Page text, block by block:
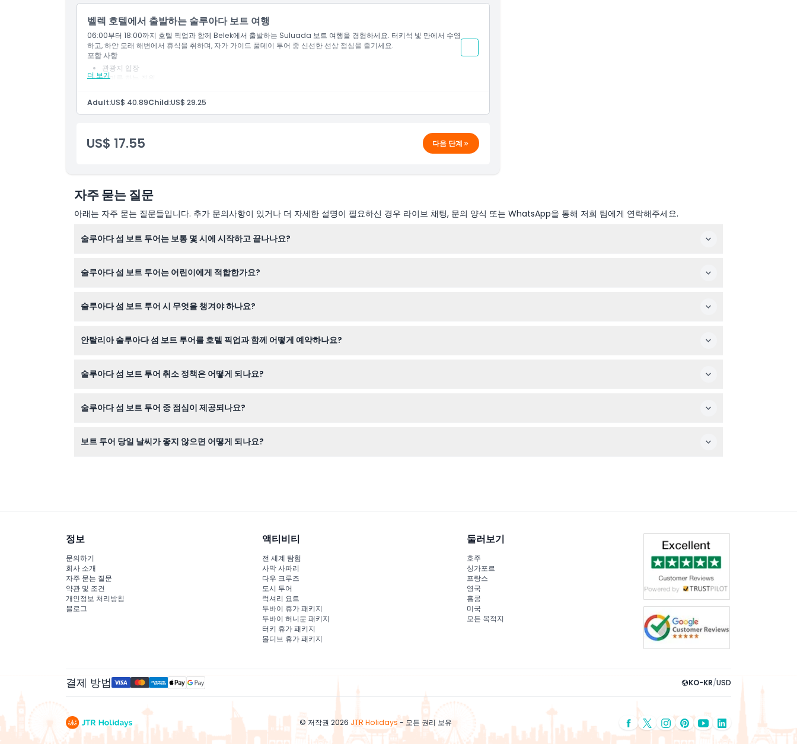
벨렉 호텔에서 출발하는 술루아다 보트 여행
06:00부터 18:00까지 호텔 픽업과 함께 Belek에서 출발하는 Suluada 보트 여행을 경험하세요. 터키석 빛 만에서 수영
하고, 하얀 모래 해변에서 휴식을 취하며, 자가 가이드 풀데이 투어 중 신선한 선상 점심을 즐기세요.
더 보기
포함 사항
관광지 입장
영어를 하는 직원
호텔 왕복 교통편
운영자가 제공하는 보험
Adult:US$ 40.89Child:US$ 29.25
US$ 17.55 다음 단계
자주 묻는 질문
아래는 자주 묻는 질문들입니다. 추가 문의사항이 있거나 더 자세한 설명이 필요하신 경우 라이브 채팅, 문의 양식 또는 WhatsApp을 통해 저희 팀에게 연락해주세요.
술루아다 섬 보트 투어는 보통 몇 시에 시작하고 끝나나요?
술루아다 섬 보트 투어는 어린이에게 적합한가요?
술루아다 섬 보트 투어 시 무엇을 챙겨야 하나요?
안탈리아 술루아다 섬 보트 투어를 호텔 픽업과 함께 어떻게 예약하나요?
술루아다 섬 보트 투어 취소 정책은 어떻게 되나요?
술루아다 섬 보트 투어 중 점심이 제공되나요?
보트 투어 당일 날씨가 좋지 않으면 어떻게 되나요?
정보
문의하기
회사 소개
자주 묻는 질문
약관 및 조건
개인정보 처리방침
블로그
액티비티
전 세계 탐험
사막 사파리
다우 크루즈
도시 투어
럭셔리 요트
두바이 휴가 패키지
두바이 허니문 패키지
터키 휴가 패키지
몰디브 휴가 패키지
둘러보기
호주
싱가포르
프랑스
영국
홍콩
미국
모든 목적지
결제 방법 KO-KR/USD
© 저작권 2026 JTR Holidays - 모든 권리 보유